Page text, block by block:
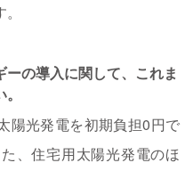
の導入に関して、これま
陽光発電を初期負担0円で
、住宅用太陽光発電のほ